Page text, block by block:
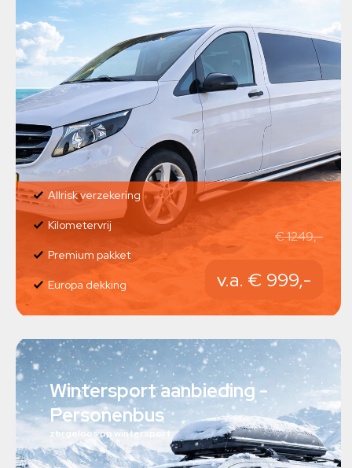
Allrisk verzekering
Kilometervrij
Premium pakket
Europa dekking
€ 1249,-
v.a. € 999,-
Wintersport aanbieding -
Personenbus
zorgeloos op wintersport